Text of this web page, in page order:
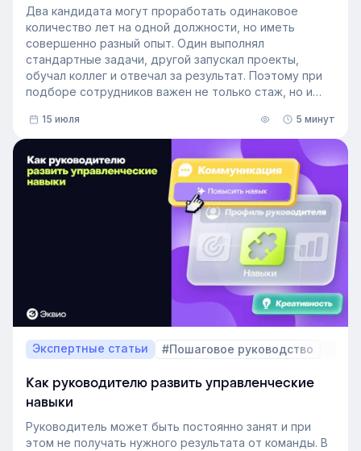
Два кандидата могут проработать одинаковое
количество лет на одной должности, но иметь
совершенно разный опыт. Один выполнял
стандартные задачи, другой запускал проекты,
обучал коллег и отвечал за результат. Поэтому при
подборе сотрудников важен не только стаж, но и
В этой статье разберём, релевантный опыт работы
— что это на практике, как оценивать его при найме
и внутренних переводах, почему не всегда стоит
искать полностью готовых специалистов и как
развивать нужные компетенции внутри компании.
15 июля 5 минут
Экспертные статьи #Пошаговое руководство
Как руководителю развить управленческие
навыки
Руководитель может быть постоянно занят и при
этом не получать нужного результата от команды. В